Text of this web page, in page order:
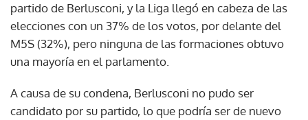
partido de Berlusconi, y la Liga llegó en cabeza de las
elecciones con un 37% de los votos, por delante del
M5S (32%), pero ninguna de las formaciones obtuvo
una mayoría en el parlamento.
A causa de su condena, Berlusconi no pudo ser
candidato por su partido, lo que podría ser de nuevo